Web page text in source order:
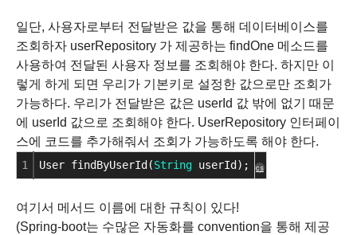
일단, 사용자로부터 전달받은 값을 통해 데이터베이스를
조회하자 userRepository 가 제공하는 findOne 메소드를
사용하여 전달된 사용자 정보를 조회해야 한다. 하지만 이
렇게 하게 되면 우리가 기본키로 설정한 값으로만 조회가
가능하다. 우리가 전달받은 값은 userId 값 밖에 없기 때문
에 userId 값으로 조회해야 한다. UserRepository 인터페이
스에 코드를 추가해줘서 조회가 가능하도록 해야 한다.
1 User findByUserId(String userId); cs
여기서 메서드 이름에 대한 규칙이 있다!
(Spring-boot는 수많은 자동화를 convention을 통해 제공